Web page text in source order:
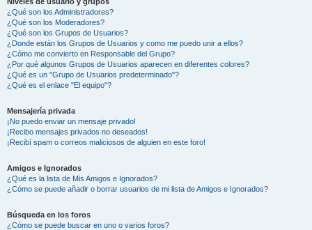
¿Qué son los Administradores?
¿Qué son los Moderadores?
¿Qué son los Grupos de Usuarios?
¿Donde están los Grupos de Usuarios y como me puedo unir a ellos?
¿Cómo me convierto en Responsable del Grupo?
¿Por qué algunos Grupos de Usuarios aparecen en diferentes colores?
¿Qué es un "Grupo de Usuarios predeterminado"?
¿Qué es el enlace "El equipo"?
Mensajería privada
¡No puedo enviar un mensaje privado!
¡Recibo mensajes privados no deseados!
¡Recibí spam o correos maliciosos de alguien en este foro!
Amigos e Ignorados
¿Qué es la lista de Mis Amigos e Ignorados?
¿Cómo se puede añadir o borrar usuarios de mi lista de Amigos e Ignorados?
Búsqueda en los foros
¿Cómo se puede buscar en uno o varios foros?